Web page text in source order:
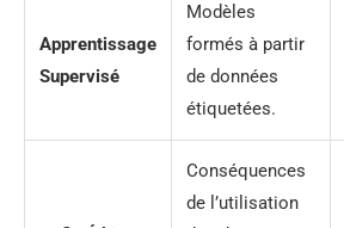
Apprentissage
Supervisé
Modèles
formés à partir
de données
étiquetées.
Conséquences
de l’utilisation